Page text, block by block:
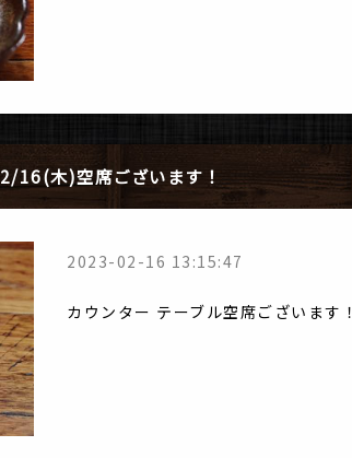
2/16(木)空席ございます！
2023-02-16 13:15:47
カウンター テーブル空席ございます！